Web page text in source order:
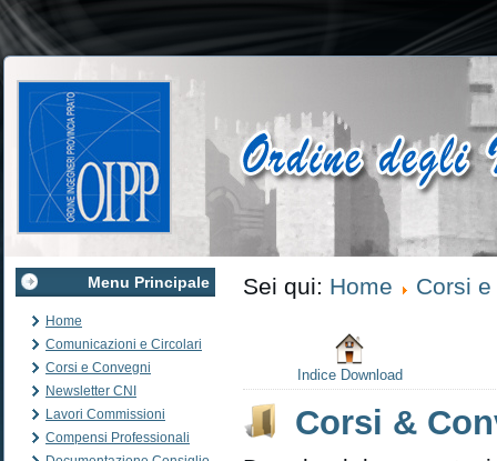
Menu Principale
Home
Comunicazioni e Circolari
Corsi e Convegni
Newsletter CNI
Lavori Commissioni
Compensi Professionali
Sei qui: Home Corsi
Indice Download
Corsi &